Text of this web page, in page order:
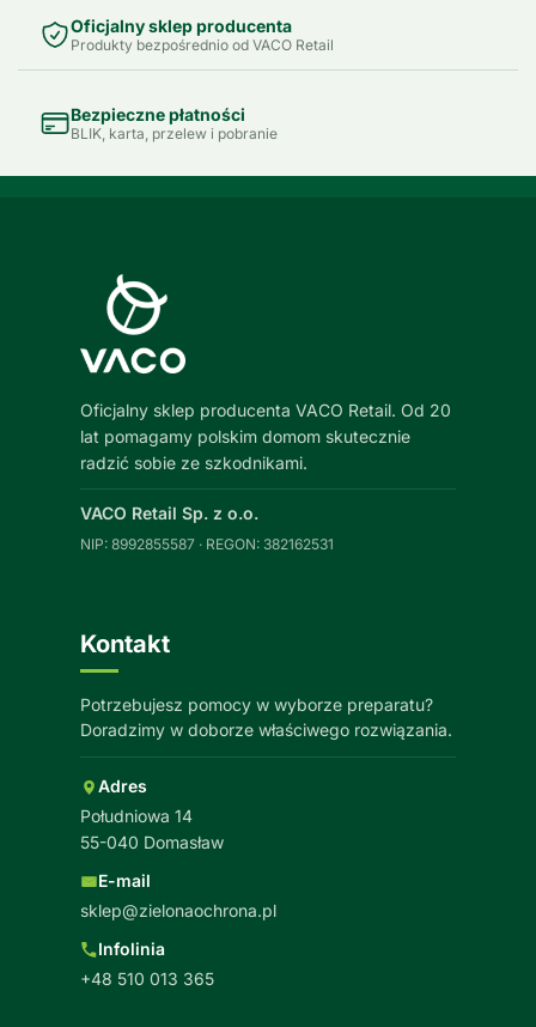
Oficjalny sklep producenta
Produkty bezpośrednio od VACO Retail
Bezpieczne płatności
BLIK, karta, przelew i pobranie
Oficjalny sklep producenta VACO Retail. Od 20
lat pomagamy polskim domom skutecznie
radzić sobie ze szkodnikami.
VACO Retail Sp. z o.o.
NIP: 8992855587 · REGON: 382162531
Kontakt
Potrzebujesz pomocy w wyborze preparatu?
Doradzimy w doborze właściwego rozwiązania.
Adres
Południowa 14
55-040 Domasław
E-mail
sklep@zielonaochrona.pl
Infolinia
+48 510 013 365